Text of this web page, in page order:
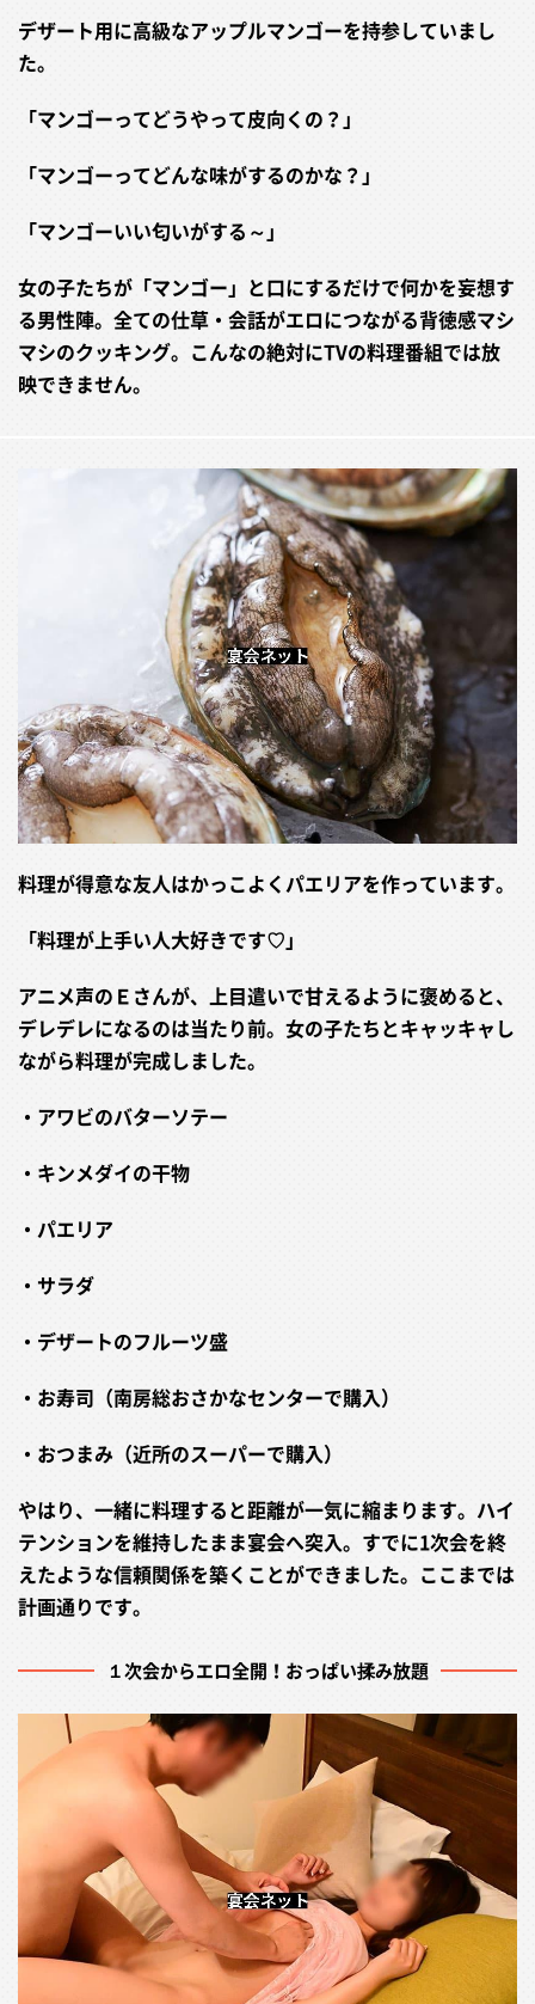
デザート用に高級なアップルマンゴーを持参していまし
た。
「マンゴーってどうやって皮向くの？」
「マンゴーってどんな味がするのかな？」
「マンゴーいい匂いがする～」
女の子たちが「マンゴー」と口にするだけで何かを妄想す
る男性陣。全ての仕草・会話がエロにつながる背徳感マシ
マシのクッキング。こんなの絶対にTVの料理番組では放
映できません。
料理が得意な友人はかっこよくパエリアを作っています。
「料理が上手い人大好きです♡」
アニメ声のＥさんが、上目遣いで甘えるように褒めると、
デレデレになるのは当たり前。女の子たちとキャッキャし
ながら料理が完成しました。
・アワビのバターソテー
・キンメダイの干物
・パエリア
・サラダ
・デザートのフルーツ盛
・お寿司（南房総おさかなセンターで購入）
・おつまみ（近所のスーパーで購入）
やはり、一緒に料理すると距離が一気に縮まります。ハイ
テンションを維持したまま宴会へ突入。すでに1次会を終
えたような信頼関係を築くことができました。ここまでは
計画通りです。
１次会からエロ全開！おっぱい揉み放題